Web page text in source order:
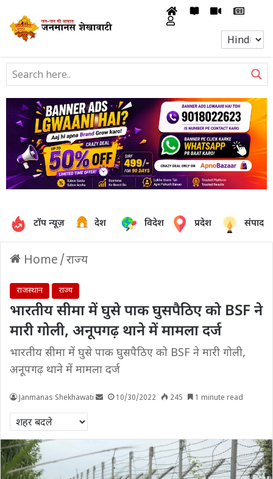
टॉप न्यूज़ देश विदेश प्रदेश
Home /राज्य
राजस्थान राज्य
भारतीय सीमा में घुसे पाक घुसपैठिए को BSF ने
मारी गोली, अनूपगढ़ थाने में मामला दर्ज
भारतीय सीमा में घुसे पाक घुसपैठिए को BSF ने मारी गोली,
अनूपगढ़ थाने में मामला दर्ज
Janmanas Shekhawati 10/30/2022 245 1 minute read